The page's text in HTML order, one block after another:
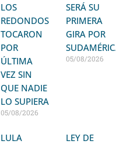
LOS
REDONDOS
TOCARON
POR
ÚLTIMA
VEZ SIN
QUE NADIE
LO SUPIERA
05/08/2026
SERÁ SU
PRIMERA
GIRA POR
SUDAMÉRICA
05/08/2026
LULA
LEY DE